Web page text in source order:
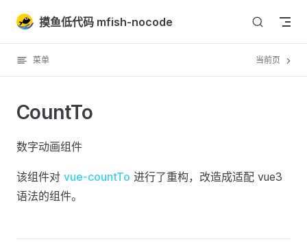
Skip to content
摸鱼低代码 mfish-nocode
菜单 当前页
CountTo
数字动画组件
该组件对 vue-countTo 进行了重构，改造成适配 vue3
语法的组件。